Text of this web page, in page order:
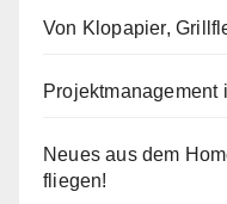
Von Klopapier,
Projektmanagement
Neues aus dem
fliegen!